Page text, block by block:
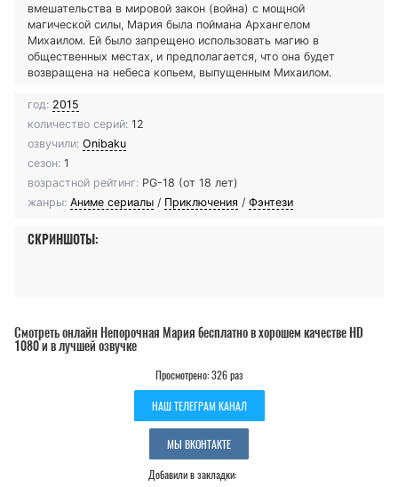
вмешательства в мировой закон (война) с мощной
магической силы, Мария была поймана Архангелом
Михаилом. Ей было запрещено использовать магию в
общественных местах, и предполагается, что она будет
возвращена на небеса копьем, выпущенным Михаилом.
год: 2015
количество серий: 12
озвучили: Onibaku
сезон: 1
возрастной рейтинг: PG-18 (от 18 лет)
жанры: Аниме сериалы / Приключения / Фэнтези
СКРИНШОТЫ:
Смотреть онлайн Непорочная Мария бесплатно в хорошем качестве HD
1080 и в лучшей озвучке
Просмотрено: 326 раз
НАШ ТЕЛЕГРАМ КАНАЛ
МЫ ВКОНТАКТЕ
Добавили в закладки: